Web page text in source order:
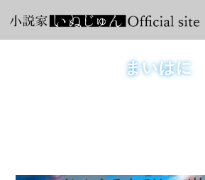
まいはに